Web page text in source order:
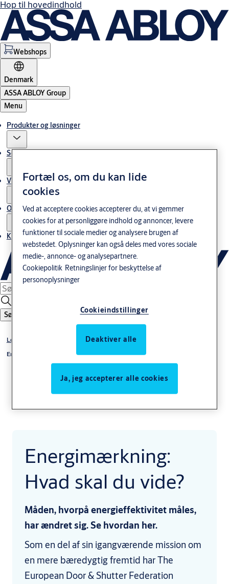
Hop til hovedindhold
Webshops
Denmark
ASSA ABLOY Group
Menu
Produkter og løsninger
Service
Viden og cases
Om os
Kontakt os
Søg
Løsninger
Energieffektivitet
Energimærkning:
Hvad skal du vide?
Måden, hvorpå energieffektivitet måles,
har ændret sig. Se hvordan her.
Som en del af sin igangværende mission om
en mere bæredygtig fremtid har The
European Door & Shutter Federation
Fortæl os, om du kan lide
cookies
Ved at acceptere cookies accepterer du, at vi gemmer
cookies for at personliggøre indhold og annoncer, levere
funktioner til sociale medier og analysere brugen af
webstedet. Oplysninger kan også deles med vores sociale
medie-, annonce- og analysepartnere.
Cookiepolitik Retningslinjer for beskyttelse af
personoplysninger
Cookieindstillinger
Deaktiver alle
Ja, jeg accepterer alle cookies